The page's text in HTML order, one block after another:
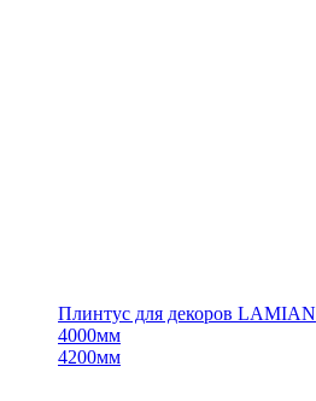
Плинтус для декоров LAMIAN
4000мм
4200мм